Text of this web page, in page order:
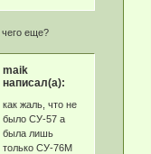
еще?
maik
написал(а):
как жаль, что не
было СУ-57 а
была лишь
только СУ-76М